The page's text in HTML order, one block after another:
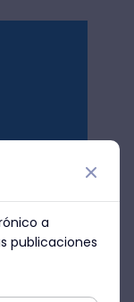
a
publicaciones